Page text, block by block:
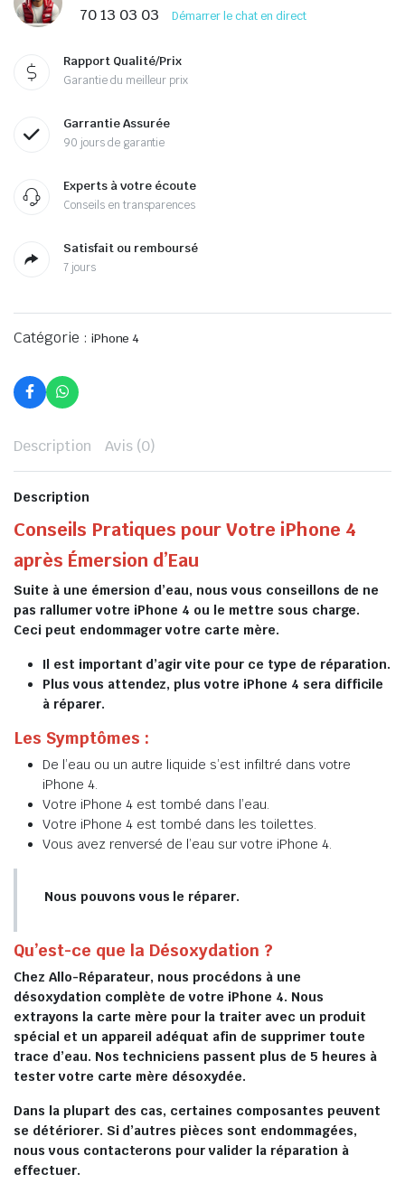
70 13 03 03 Démarrer le chat en direct
Rapport Qualité/Prix
Garantie du meilleur prix
Garrantie Assurée
90 jours de garantie
Experts à votre écoute
Conseils en transparences
Satisfait ou remboursé
7 jours
Catégorie : iPhone 4
Description Avis (0)
Description
Conseils Pratiques pour Votre iPhone 4
après Émersion d’Eau
Suite à une émersion d’eau, nous vous conseillons de ne
pas rallumer votre iPhone 4 ou le mettre sous charge.
Ceci peut endommager votre carte mère.
Il est important d’agir vite pour ce type de réparation.
Plus vous attendez, plus votre iPhone 4 sera difficile
à réparer.
Les Symptômes :
De l’eau ou un autre liquide s’est infiltré dans votre
iPhone 4.
Votre iPhone 4 est tombé dans l’eau.
Votre iPhone 4 est tombé dans les toilettes.
Vous avez renversé de l’eau sur votre iPhone 4.
Nous pouvons vous le réparer.
Qu’est-ce que la Désoxydation ?
Chez Allo-Réparateur, nous procédons à une
désoxydation complète de votre iPhone 4. Nous
extrayons la carte mère pour la traiter avec un produit
spécial et un appareil adéquat afin de supprimer toute
trace d’eau. Nos techniciens passent plus de 5 heures à
tester votre carte mère désoxydée.
Dans la plupart des cas, certaines composantes peuvent
se détériorer. Si d’autres pièces sont endommagées,
nous vous contacterons pour valider la réparation à
effectuer.